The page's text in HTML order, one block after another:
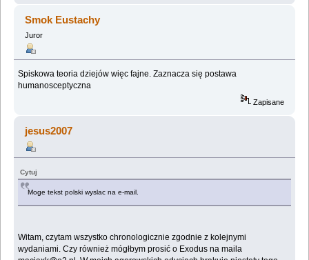
Smok Eustachy
Juror
Spiskowa teoria dziejów więc fajne. Zaznacza się postawa
humanosceptyczna
Zapisane
jesus2007
Cytuj
Moge tekst polski wyslac na e-mail.
Witam, czytam wszystko chronologicznie zgodnie z kolejnymi
wydaniami. Czy również mógłbym prosić o Exodus na maila